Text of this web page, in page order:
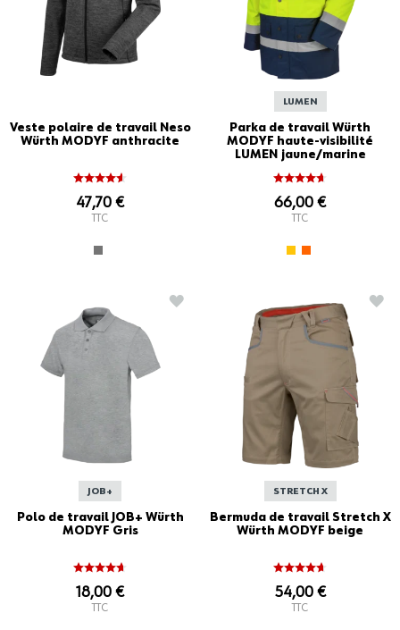
Veste polaire de travail Neso
Würth MODYF anthracite
47,70 €
TTC
LUMEN
Parka de travail Würth
MODYF haute-visibilité
LUMEN jaune/marine
66,00 €
TTC
JOB+
Polo de travail JOB+ Würth
MODYF Gris
18,00 €
TTC
AJOUTER À LA LISTE D'ACHATS
STRETCH X
Bermuda de travail Stretch X
Würth MODYF beige
54,00 €
TTC